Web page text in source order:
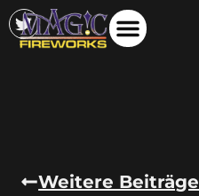
Weitere Beiträge